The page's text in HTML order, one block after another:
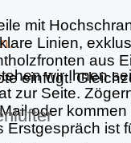
wir Ihnen
zur Seite.
oder
ist
mit
Linien,
aus
einfügt.